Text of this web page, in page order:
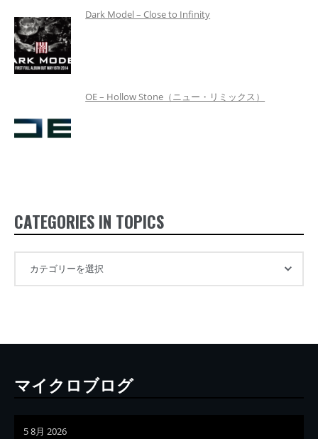
Dark Model – Close to Infinity
OE – Hollow Stone（ニュー・リミックス）
CATEGORIES IN TOPICS
マイクロブログ
5 8月 2026